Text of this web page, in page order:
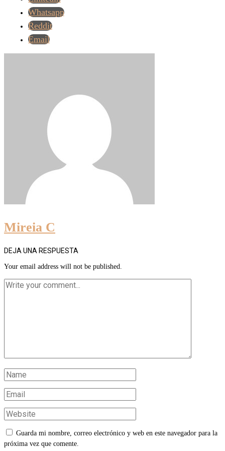
Whatsapp
Reddit
Email
Mireia C
DEJA UNA RESPUESTA
Your email address will not be published.
Guarda mi nombre, correo electrónico y web en este navegador para la
próxima vez que comente.